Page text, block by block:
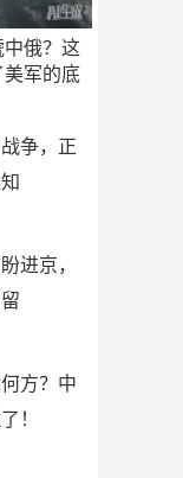
中俄？这
美军的底
争，正
进京，
方？中
！